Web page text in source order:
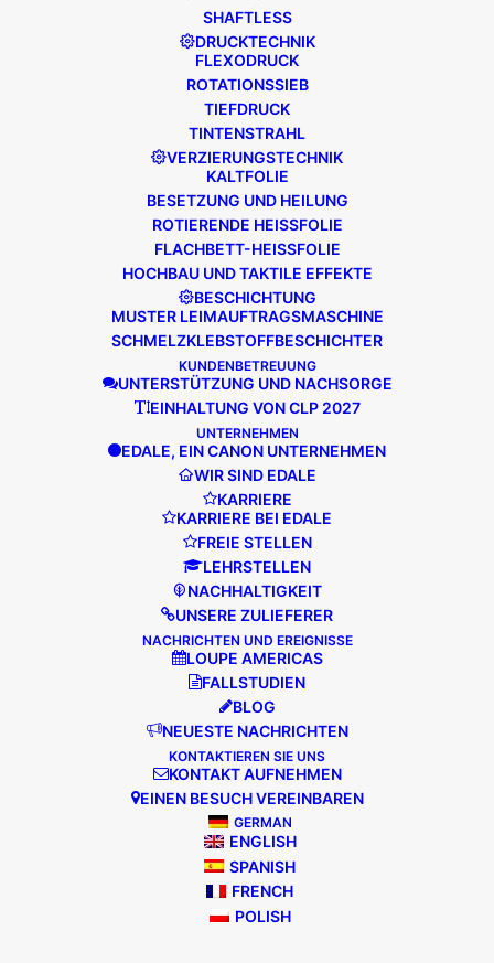
SHAFTLESS
DRUCKTECHNIK
FLEXODRUCK
ROTATIONSSIEB
TIEFDRUCK
TINTENSTRAHL
VERZIERUNGSTECHNIK
KALTFOLIE
BESETZUNG UND HEILUNG
ROTIERENDE HEISSFOLIE
FLACHBETT-HEISSFOLIE
HOCHBAU UND TAKTILE EFFEKTE
BESCHICHTUNG
MUSTER LEIMAUFTRAGSMASCHINE
SCHMELZKLEBSTOFFBESCHICHTER
KUNDENBETREUUNG
UNTERSTÜTZUNG UND NACHSORGE
EINHALTUNG VON CLP 2027
UNTERNEHMEN
EDALE, EIN CANON UNTERNEHMEN
WIR SIND EDALE
KARRIERE
KARRIERE BEI EDALE
FREIE STELLEN
LEHRSTELLEN
NACHHALTIGKEIT
UNSERE ZULIEFERER
NACHRICHTEN UND EREIGNISSE
LOUPE AMERICAS
FALLSTUDIEN
BLOG
NEUESTE NACHRICHTEN
KONTAKTIEREN SIE UNS
KONTAKT AUFNEHMEN
EINEN BESUCH VEREINBAREN
GERMAN
ENGLISH
SPANISH
FRENCH
POLISH
Juni 8, 2022
Faltschachtel-Publikation - ERSTE
EDALE KARTONPRESSE IN DEN USA
- NICK COOMBES BERICHTET VOM
HAUPTSITZ DES UNTERNEHMENS IN
FAREHAM, HAMPSHIRE.
MEHR LESEN